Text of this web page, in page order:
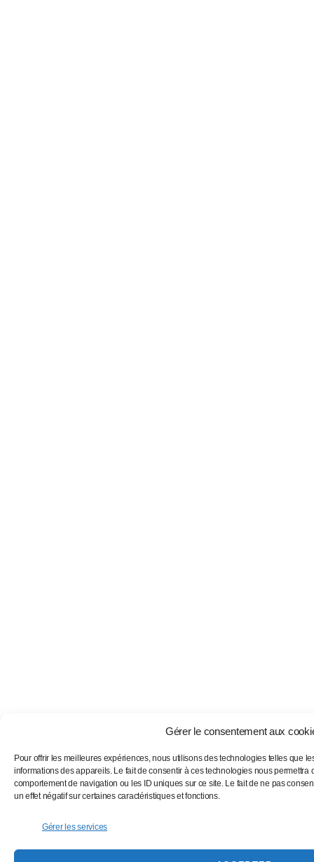
Gérer le consentement aux
Pour offrir les meilleures expériences, nous utilisons des technologies telles que
informations des appareils. Le fait de consentir à ces technologies nous permettra
comportement de navigation ou les ID uniques sur ce site. Le fait de ne pas
un effet négatif sur certaines caractéristiques et fonctions.
Gérer les services